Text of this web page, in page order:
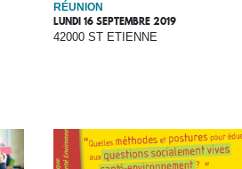
RÉUNION
LUNDI 16 SEPTEMBRE 2019
42000 ST ETIENNE